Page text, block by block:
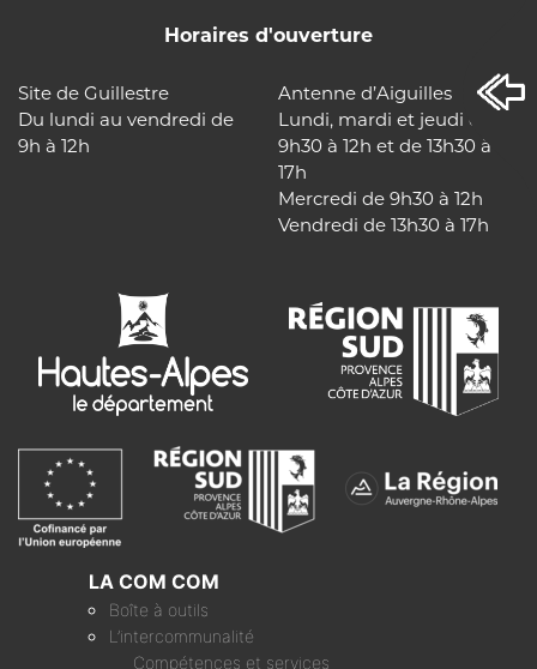
Horaires d'ouverture
Site de Guillestre
Du lundi au vendredi de
9h à 12h
Antenne d’Aiguilles
Lundi, mardi et jeudi de
9h30 à 12h et de 13h30 à
17h
Mercredi de 9h30 à 12h
Vendredi de 13h30 à 17h
LA COM COM
Boîte à outils
L’intercommunalité
Compétences et services